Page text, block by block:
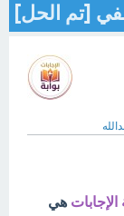
[تم الحل]
الإجابات هي